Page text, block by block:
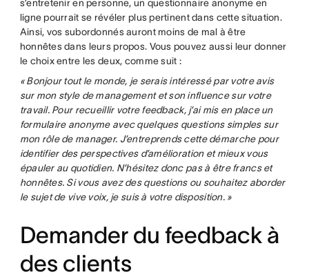
s’entretenir en personne, un questionnaire anonyme en
ligne pourrait se révéler plus pertinent dans cette situation.
Ainsi, vos subordonnés auront moins de mal à être
honnêtes dans leurs propos. Vous pouvez aussi leur donner
le choix entre les deux, comme suit :
« Bonjour tout le monde, je serais intéressé par votre avis
sur mon style de management et son influence sur votre
travail. Pour recueillir votre feedback, j’ai mis en place un
formulaire anonyme avec quelques questions simples sur
mon rôle de manager. J’entreprends cette démarche pour
identifier des perspectives d’amélioration et mieux vous
épauler au quotidien. N’hésitez donc pas à être francs et
honnêtes. Si vous avez des questions ou souhaitez aborder
le sujet de vive voix, je suis à votre disposition. »
Demander du feedback à
des clients